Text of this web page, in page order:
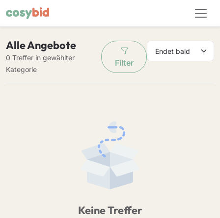
Alle Angebote
0 Treffer in gewählter
Kategorie
Filter
Keine Treffer